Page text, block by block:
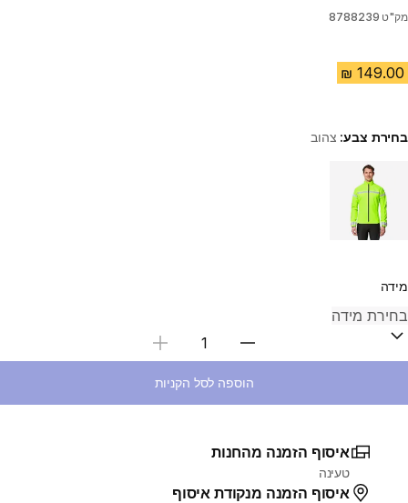
מק"ט 8788239
בחירת צבע: צהוב
Choose a variant
מידה
בחירת כמות
הוספה לסל הקניות
איסוף הזמנה מהחנות
טעינה
איסוף הזמנה מנקודת איסוף